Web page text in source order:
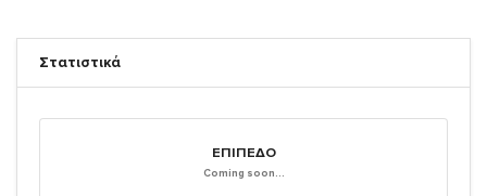
Στατιστικά
ΕΠΊΠΕΔΟ
Coming soon...